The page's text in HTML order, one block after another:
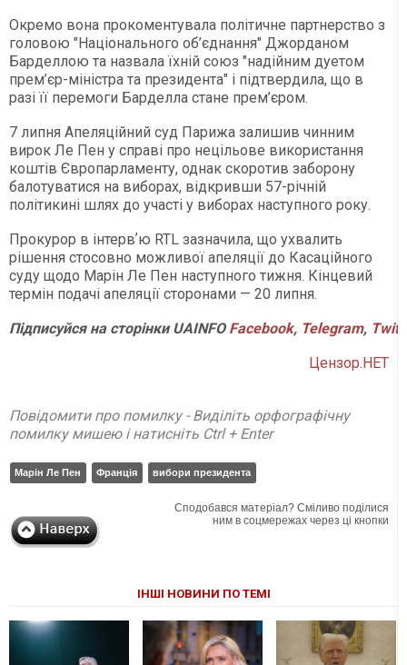
Окремо вона прокоментувала політичне партнерство з
головою "Національного об’єднання" Джорданом
Барделлою та назвала їхній союз "надійним дуетом
прем’єр-міністра та президента" і підтвердила, що в
разі її перемоги Барделла стане прем’єром.
7 липня Апеляційний суд Парижа залишив чинним
вирок Ле Пен у справі про нецільове використання
коштів Європарламенту, однак скоротив заборону
балотуватися на виборах, відкривши 57-річній
політикині шлях до участі у виборах наступного року.
Прокурор в інтервʼю RTL зазначила, що ухвалить
рішення стосовно можливої апеляції до Касаційного
суду щодо Марін Ле Пен наступного тижня. Кінцевий
термін подачі апеляції сторонами — 20 липня.
ПідписуйсянасторінкиUAINFO Facebook, Telegram,
Цензор.НЕТ
Повідомити про помилку - Виділіть орфографічну
помилку мишею і натисніть Ctrl + Enter
Марін Ле Пен Франція вибори президента
Сподобався матеріал? Сміливо поділися
ним в соцмережах через ці кнопки
ІНШІ НОВИНИ ПО ТЕМІ